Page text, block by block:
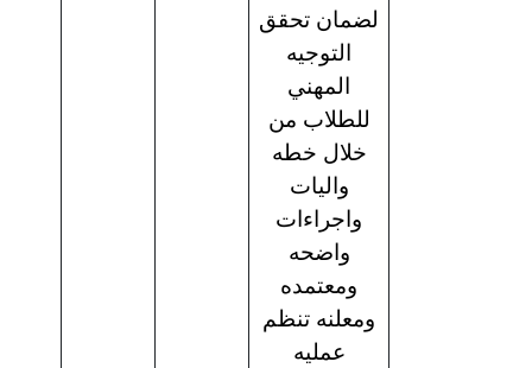
لضمان تحقق
التوجيه
المهني
للطلاب من
خلال خطه
واليات
واجراءات
واضحه
ومعتمده
ومعلنه تنظم
عمليه